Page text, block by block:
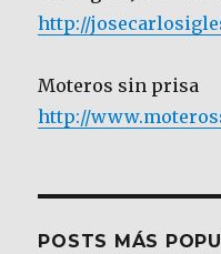
http://
Moteros sin prisa
http://
POSTS MÁS